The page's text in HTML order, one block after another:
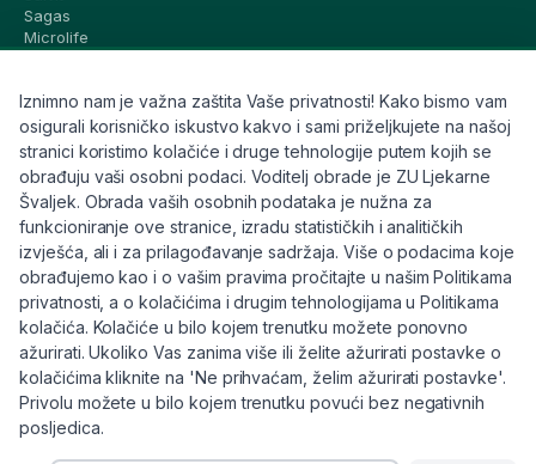
Sagas
Microlife
CeraVe
Eucerin
Avene
Bioderma
Svi brandovi
Info
Trebate pomoć ili imate pitanja?
+385 91 6191 901
info@eljekarna24.hr
Iznimno nam je važna zaštita Vaše privatnosti! Kako bismo vam
osigurali korisničko iskustvo kakvo i sami priželjkujete na našoj
stranici koristimo kolačiće i druge tehnologije putem kojih se
obrađuju vaši osobni podaci. Voditelj obrade je ZU Ljekarne
Švaljek. Obrada vaših osobnih podataka je nužna za
funkcioniranje ove stranice, izradu statističkih i analitičkih
izvješća, ali i za prilagođavanje sadržaja. Više o podacima koje
obrađujemo kao i o vašim pravima pročitajte u našim Politikama
privatnosti, a o kolačićima i drugim tehnologijama u Politikama
kolačića. Kolačiće u bilo kojem trenutku možete ponovno
ažurirati. Ukoliko Vas zanima više ili želite ažurirati postavke o
kolačićima kliknite na 'Ne prihvaćam, želim ažurirati postavke'.
Privolu možete u bilo kojem trenutku povući bez negativnih
posljedica.